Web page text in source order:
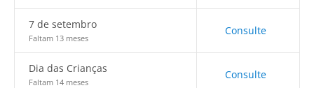
7 de setembro
Faltam 13 meses
Consulte
Dia das Crianças
Faltam 14 meses
Consulte